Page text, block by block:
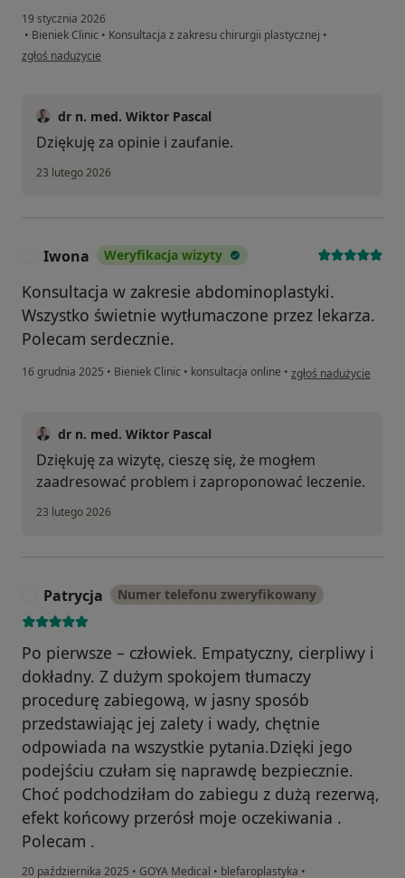
19 stycznia 2026
• Bieniek Clinic • Konsultacja z zakresu chirurgii plastycznej •
w opinii użytkownika Roksana
zgłoś nadużycie
dr n. med. Wiktor Pascal
Dziękuję za opinie i zaufanie.
23 lutego 2026
Iwona Weryfikacja wizyty
Konsultacja w zakresie abdominoplastyki.
Wszystko świetnie wytłumaczone przez lekarza.
Polecam serdecznie.
16 grudnia 2025 • Bieniek Clinic • konsultacja online • w opinii użytkownika
zgłoś nadużycie
dr n. med. Wiktor Pascal
Dziękuję za wizytę, cieszę się, że mogłem
zaadresować problem i zaproponować leczenie.
23 lutego 2026
Patrycja Numer telefonu zweryfikowany
Po pierwsze – człowiek. Empatyczny, cierpliwy i
dokładny. Z dużym spokojem tłumaczy
procedurę zabiegową, w jasny sposób
przedstawiając jej zalety i wady, chętnie
odpowiada na wszystkie pytania.Dzięki jego
podejściu czułam się naprawdę bezpiecznie.
Choć podchodziłam do zabiegu z dużą rezerwą,
efekt końcowy przerósł moje oczekiwania .
Polecam .
20 października 2025 • GOYA Medical • blefaroplastyka •